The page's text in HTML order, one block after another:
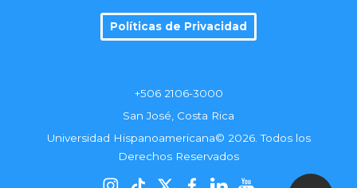
Políticas de Privacidad
+506 2106-3000
San José, Costa Rica
Universidad Hispanoamericana© 2026. Todos los
Derechos Reservados